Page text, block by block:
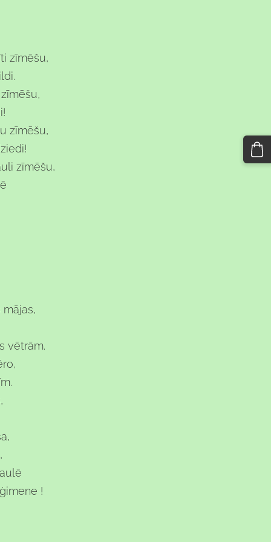
zīmēšu,
zīmēšu,
zīmēšu,
vētrām.
!